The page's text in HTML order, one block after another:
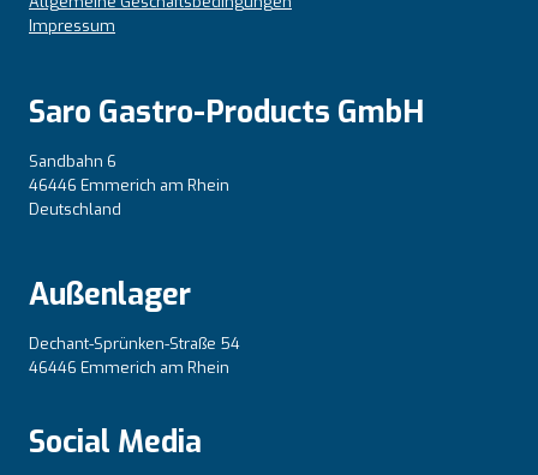
Impressum
Saro Gastro-Products GmbH
Sandbahn 6
46446 Emmerich am Rhein
Deutschland
Außenlager
Dechant-Sprünken-Straße 54
46446 Emmerich am Rhein
Social Media